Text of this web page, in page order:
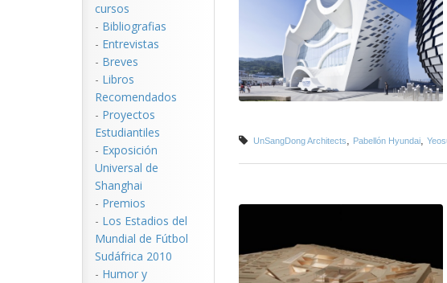
cursos
- Bibliografias
- Entrevistas
- Breves
- Libros
Recomendados
- Proyectos
Estudiantiles
- Exposición
Universal de
Shanghai
- Premios
- Los Estadios del
Mundial de Fútbol
Sudáfrica 2010
- Humor y
UnSangDong Architects, Pabellón Hyundai,